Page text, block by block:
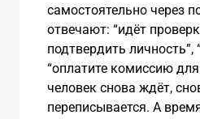
самостоятельно через
отвечают: “идёт
подтвердить личность”,
“оплатите комиссию
человек снова ждёт,
переписывается. А